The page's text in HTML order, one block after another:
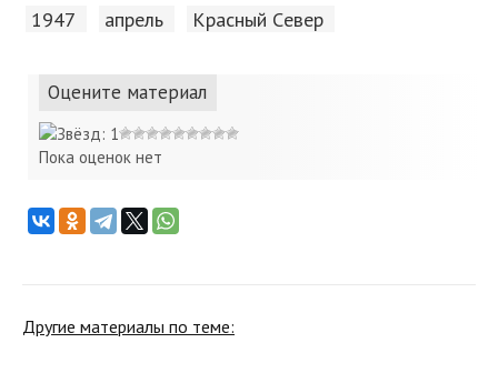
1947 апрель Красный Cевер
Оцените материал
Пока оценок нет
Другие материалы по теме: